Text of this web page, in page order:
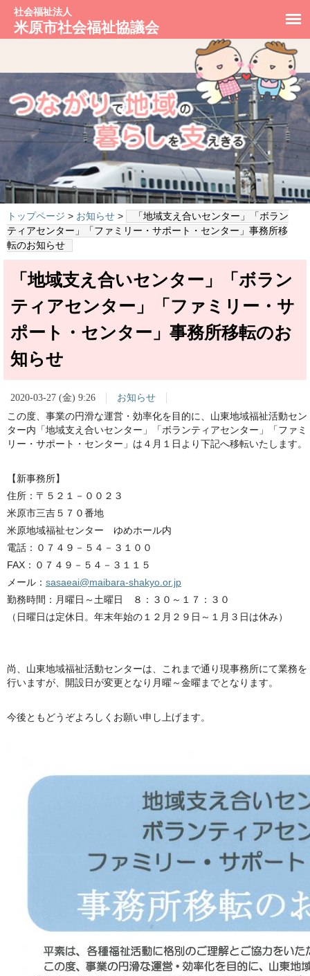
社会福祉法人
米原市社会福祉協議会
トップページ > お知らせ >
「地域支え合いセンター」「ボラン
ティアセンター」「ファミリー・サポート・センター」事務所移
転のお知らせ
「地域支え合いセンター」「ボラン
ティアセンター」「ファミリー・サ
ポート・センター」事務所移転のお
知らせ
2020-03-27 (金) 9:26
お知らせ
この度、事業の円滑な運営・効率化を目的に、山東地域福祉活動セン
ター内「地域支え合いセンター」「ボランティアセンター」「ファミ
リー・サポート・センター」は４月１日より下記へ移転いたします。
【新事務所】
住所：〒５２１－００２３
米原市三吉５７０番地
米原地域福祉センター ゆめホール内
電話：０７４９－５４－３１００
FAX：０７４９－５４－３１１５
メール： sasaeai@maibara-shakyo.or.jp
勤務時間：月曜日～土曜日 ８：３０～１７：３０
（日曜日は定休日。年末年始の１２月２９日～１月３日は休み）
尚、山東地域福祉活動センターは、これまで通り現事務所にて業務を
行いますが、開設日が変更となり月曜～金曜までとなります。
今後ともどうぞよろしくお願い申し上げます。